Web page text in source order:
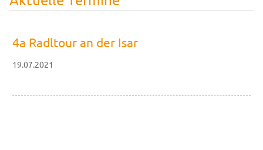
4a Radltour an der Isar
19.07.2021